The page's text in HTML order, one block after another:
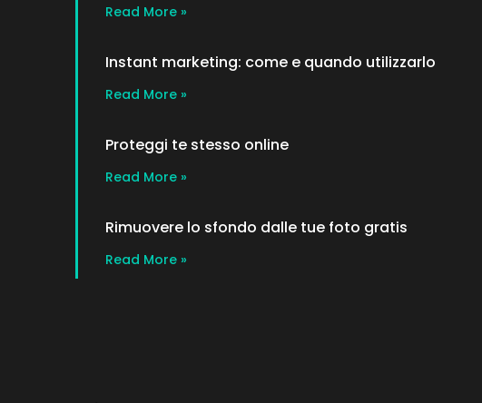
Read More »
Instant marketing: come e quando utilizzarlo
Read More »
Proteggi te stesso online
Read More »
Rimuovere lo sfondo dalle tue foto gratis
Read More »